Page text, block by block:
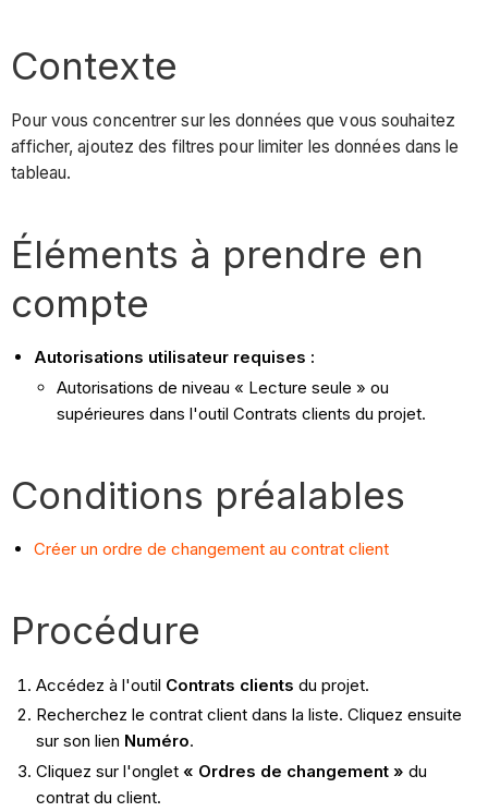
Contexte
Pour vous concentrer sur les données que vous souhaitez
afficher, ajoutez des filtres pour limiter les données dans le
tableau.
Éléments à prendre en
compte
Autorisations utilisateur requises :
Autorisations de niveau « Lecture seule » ou
supérieures dans l'outil Contrats clients du projet.
Conditions préalables
Créer un ordre de changement au contrat client
Procédure
Accédez à l'outil Contrats clients du projet.
Recherchez le contrat client dans la liste. Cliquez ensuite
sur son lien Numéro.
Cliquez sur l'onglet « Ordres de changement » du
contrat du client.